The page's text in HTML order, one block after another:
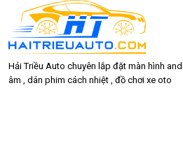
Hải Triều Auto chuyên lắp đặt màn hình
âm , dán phim cách nhiệt , đồ chơi xe oto